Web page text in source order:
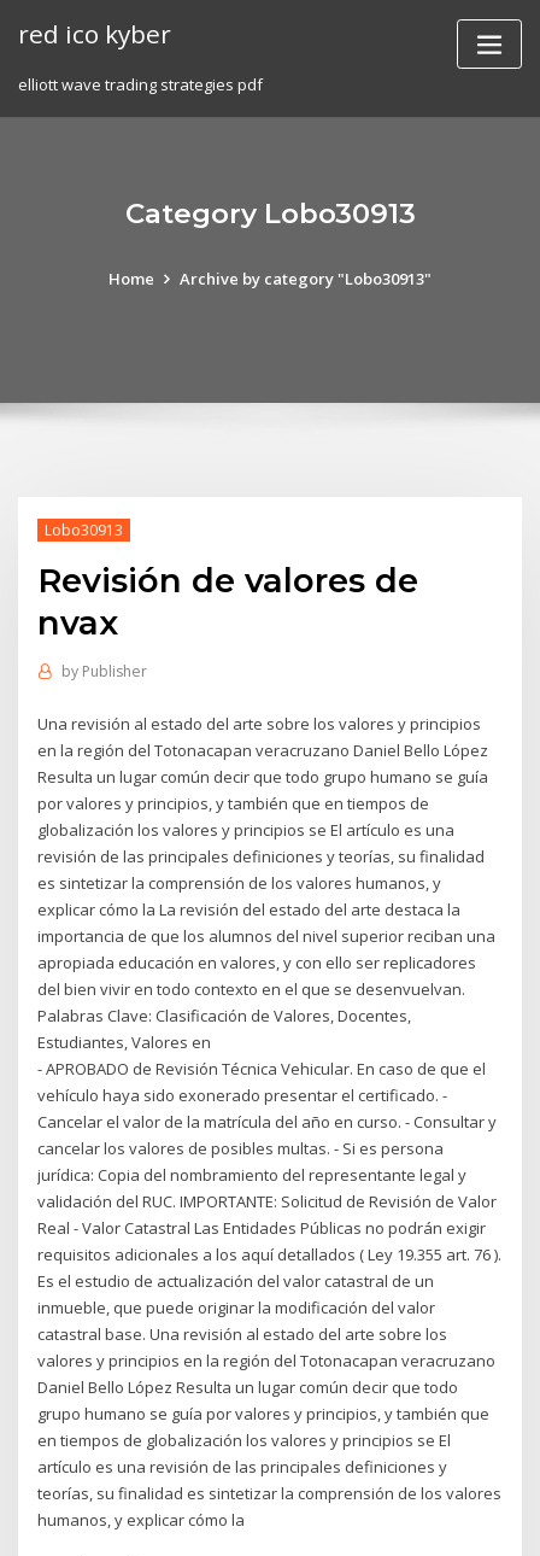
red ico kyber
elliott wave trading strategies pdf
Category Lobo30913
Home Archive by category "Lobo30913"
Lobo30913
Revisión de valores de
nvax
by Publisher
Una revisión al estado del arte sobre los valores y principios
en la región del Totonacapan veracruzano Daniel Bello López
Resulta un lugar común decir que todo grupo humano se guía
por valores y principios, y también que en tiempos de
globalización los valores y principios se El artículo es una
revisión de las principales definiciones y teorías, su finalidad
es sintetizar la comprensión de los valores humanos, y
explicar cómo la La revisión del estado del arte destaca la
importancia de que los alumnos del nivel superior reciban una
apropiada educación en valores, y con ello ser replicadores
del bien vivir en todo contexto en el que se desenvuelvan.
Palabras Clave: Clasificación de Valores, Docentes,
Estudiantes, Valores en
- APROBADO de Revisión Técnica Vehicular. En caso de que el
vehículo haya sido exonerado presentar el certificado. -
Cancelar el valor de la matrícula del año en curso. - Consultar y
cancelar los valores de posibles multas. - Si es persona
jurídica: Copia del nombramiento del representante legal y
validación del RUC. IMPORTANTE: Solicitud de Revisión de Valor
Real - Valor Catastral Las Entidades Públicas no podrán exigir
requisitos adicionales a los aquí detallados ( Ley 19.355 art. 76 ).
Es el estudio de actualización del valor catastral de un
inmueble, que puede originar la modificación del valor
catastral base. Una revisión al estado del arte sobre los
valores y principios en la región del Totonacapan veracruzano
Daniel Bello López Resulta un lugar común decir que todo
grupo humano se guía por valores y principios, y también que
en tiempos de globalización los valores y principios se El
artículo es una revisión de las principales definiciones y
teorías, su finalidad es sintetizar la comprensión de los valores
humanos, y explicar cómo la